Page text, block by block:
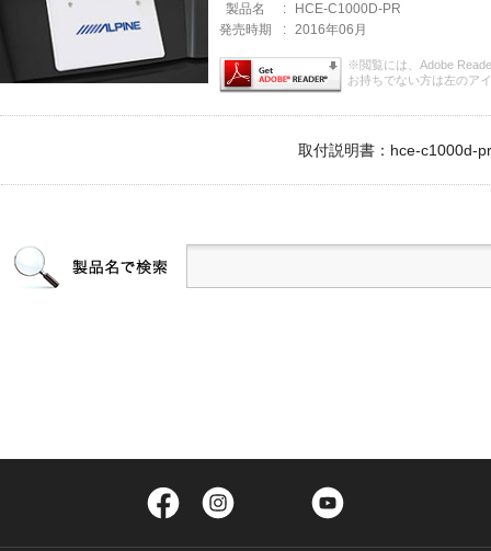
製品名 :
HCE-C1000D-PR
発売時期
: 2016年06月
※閲覧には、Adobe
お持ちでない方は左のア
取付説明書：hce-c1000d-
Facebook Twitter